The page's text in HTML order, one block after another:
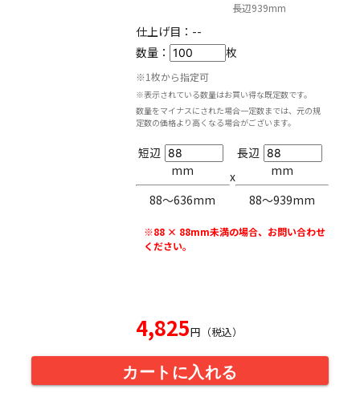
長辺939mm
仕上げ目： --
数量：
枚
※1枚から指定可
※表示されている数量はお買い得な既定数です。
数量をマイナスにされた場合一定数までは、元の規
定数の価格より高くなる場合がございます。
短辺
mm
88〜636mm
x
長辺
mm
88〜939mm
※88 × 88mm未満の場合、お問い合わせ
ください。
4,825円（税込）
カートに入れる